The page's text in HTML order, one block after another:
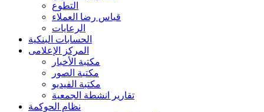
التطوع
قياس رضا العملاء
الرعايات
الحسابات البنكية
المركز الإعلامى
مكتبة الأخبار
مكتبة الصور
مكتبة الفيديو
تقارير انشطة الجمعية
نظام الحوكمة